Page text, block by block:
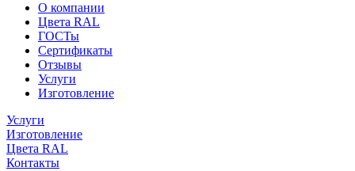
О компании
Цвета RAL
ГОСТы
Сертификаты
Отзывы
Услуги
Изготовление
Услуги
Изготовление
Цвета RAL
Контакты